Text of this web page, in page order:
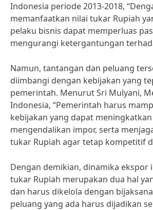
Indonesia periode 2013-2018,
memanfaatkan nilai tukar Rupiah
pelaku bisnis dapat memperluas
mengurangi ketergantungan
Namun, tantangan dan peluang
diimbangi dengan kebijakan yang
pemerintah. Menurut Sri Mulyani,
Indonesia, “Pemerintah harus
kebijakan yang dapat meningkatkan
mengendalikan impor, serta
tukar Rupiah agar tetap kompetitif
Dengan demikian, dinamika ekspor
tukar Rupiah merupakan dua hal
dan harus dikelola dengan
peluang yang ada harus dijadikan